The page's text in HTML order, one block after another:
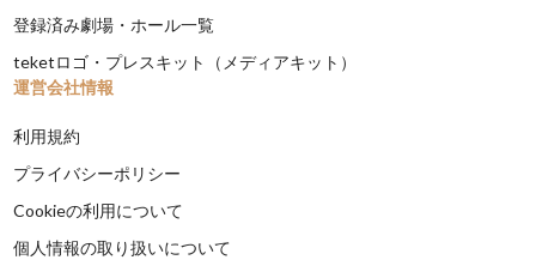
登録済み劇場・ホール一覧
teketロゴ・プレスキット（メディアキット）
運営会社情報
利用規約
プライバシーポリシー
Cookieの利用について
個人情報の取り扱いについて